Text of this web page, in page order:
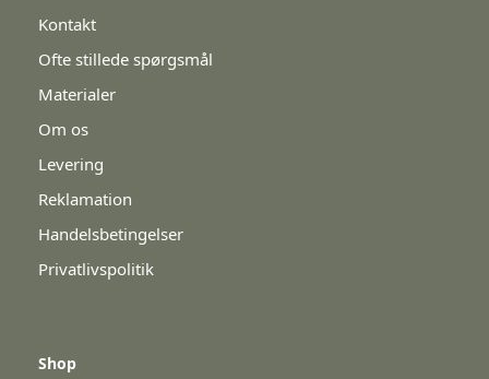
Kontakt
Ofte stillede spørgsmål
Materialer
Om os
Levering
Reklamation
Handelsbetingelser
Privatlivspolitik
Shop